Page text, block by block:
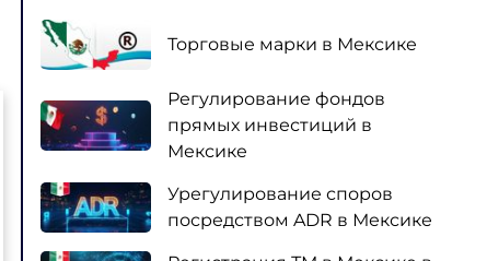
Торговые марки в Мексике
Регулирование фондов
прямых инвестиций в
Мексике
Урегулирование споров
посредством ADR в Мексике